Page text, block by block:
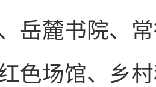
岳麓书院、
色场馆、乡